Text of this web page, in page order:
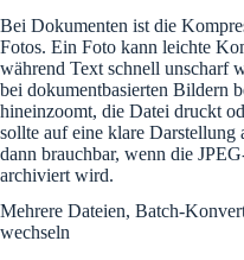
Bei Dokumenten ist die
Fotos. Ein Foto kann leichte
während Text schnell unscharf
bei dokumentbasierten Bildern
hineinzoomt, die Datei druckt
sollte auf eine klare Darstellung
dann brauchbar, wenn die
archiviert wird.
Mehrere Dateien, Batch-
wechseln